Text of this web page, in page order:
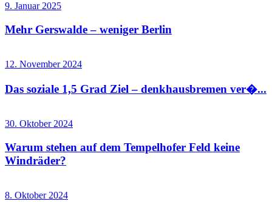
9. Januar 2025
Mehr Gerswalde – weniger Berlin
12. November 2024
Das soziale 1,5 Grad Ziel – denkhausbremen ver�...
30. Oktober 2024
Warum stehen auf dem Tempelhofer Feld keine
Windräder?
8. Oktober 2024